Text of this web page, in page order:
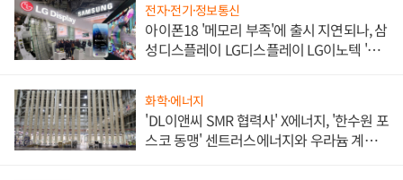
전자·전기·정보통신
아이폰18 '메모리 부족'에 출시 지연되나, 삼
성디스플레이 LG디스플레이 LG이노텍 '탈
화학·에너지
'DL이앤씨 SMR 협력사' X에너지, '한수원 포
스코 동맹' 센트러스에너지와 우라늄 계약